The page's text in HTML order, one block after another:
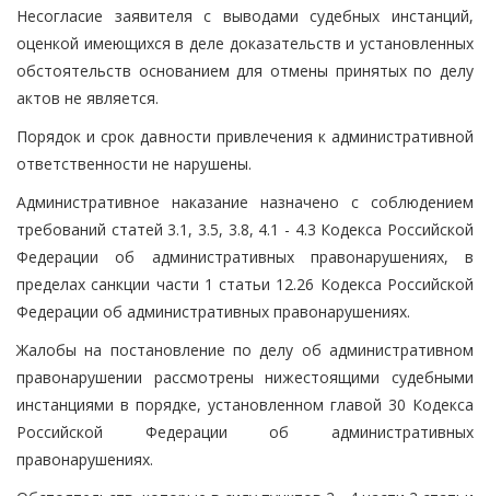
Несогласие заявителя с выводами судебных инстанций,
оценкой имеющихся в деле доказательств и установленных
обстоятельств основанием для отмены принятых по делу
актов не является.
Порядок и срок давности привлечения к административной
ответственности не нарушены.
Административное наказание назначено с соблюдением
требований статей 3.1, 3.5, 3.8, 4.1 - 4.3 Кодекса Российской
Федерации об административных правонарушениях, в
пределах санкции части 1 статьи 12.26 Кодекса Российской
Федерации об административных правонарушениях.
Жалобы на постановление по делу об административном
правонарушении рассмотрены нижестоящими судебными
инстанциями в порядке, установленном главой 30 Кодекса
Российской Федерации об административных
правонарушениях.